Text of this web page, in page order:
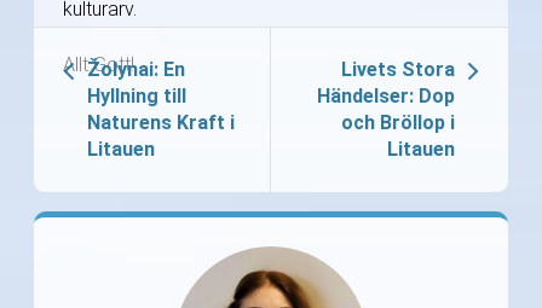
kulturarv.
Allt Gott!
Žolynai: En
Hyllning till
Naturens Kraft i
Litauen
Livets Stora
Händelser: Dop
och Bröllop i
Litauen